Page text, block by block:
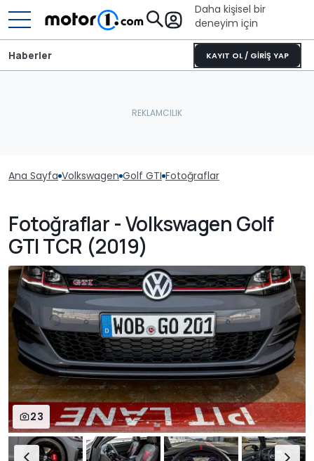
Daha kişisel bir
deneyim için
KAYIT OL / GİRİŞ YAP
Haberler
Ana Sayfa Volkswagen Golf GTI Fotoğraflar
Fotoğraflar - Volkswagen Golf
GTI TCR (2019)
23